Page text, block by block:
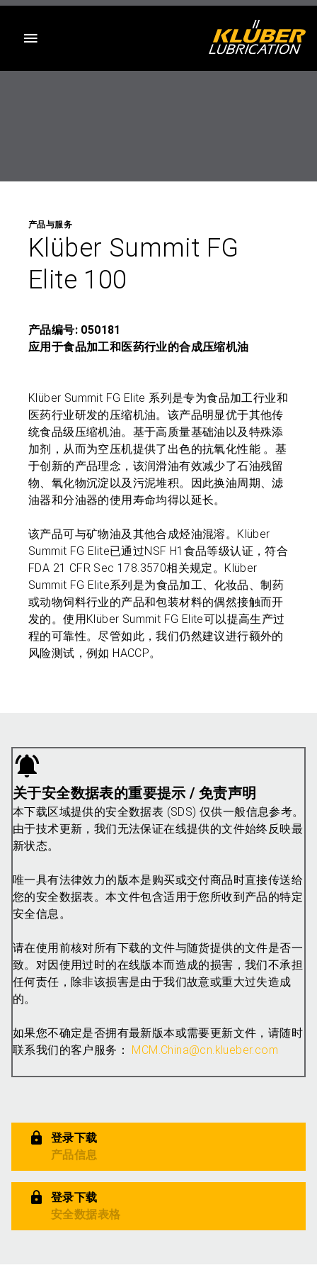
产品与服务
Klüber Summit FG
Elite 100
产品编号: 050181
应用于食品加工和医药行业的合成压缩机油
Klüber Summit FG Elite 系列是专为食品加工行业和
医药行业研发的压缩机油。该产品明显优于其他传
统食品级压缩机油。基于高质量基础油以及特殊添
加剂，从而为空压机提供了出色的抗氧化性能 。基
于创新的产品理念，该润滑油有效减少了石油残留
物、氧化物沉淀以及污泥堆积。因此换油周期、滤
油器和分油器的使用寿命均得以延长。
该产品可与矿物油及其他合成烃油混溶。Klüber
Summit FG Elite已通过NSF H1食品等级认证，符合
FDA 21 CFR Sec 178.3570相关规定。Klüber
Summit FG Elite系列是为食品加工、化妆品、制药
或动物饲料行业的产品和包装材料的偶然接触而开
发的。使用Klüber Summit FG Elite可以提高生产过
程的可靠性。尽管如此，我们仍然建议进行额外的
风险测试，例如 HACCP。
关于安全数据表的重要提示 / 免责声明
本下载区域提供的安全数据表 (SDS) 仅供一般信息参考。
由于技术更新，我们无法保证在线提供的文件始终反映最
新状态。
唯一具有法律效力的版本是购买或交付商品时直接传送给
您的安全数据表。本文件包含适用于您所收到产品的特定
安全信息。
请在使用前核对所有下载的文件与随货提供的文件是否一
致。对因使用过时的在线版本而造成的损害，我们不承担
任何责任，除非该损害是由于我们故意或重大过失造成
的。
如果您不确定是否拥有最新版本或需要更新文件，请随时
联系我们的客户服务： MCM.China@cn.klueber.com
登录下载
产品信息
登录下载
安全数据表格